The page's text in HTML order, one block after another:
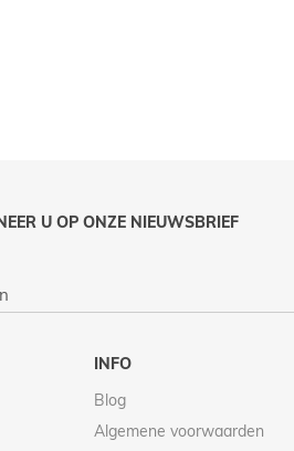
U OP ONZE NIEUWSBRIEF
INFO
Blog
Algemene voorwaarden